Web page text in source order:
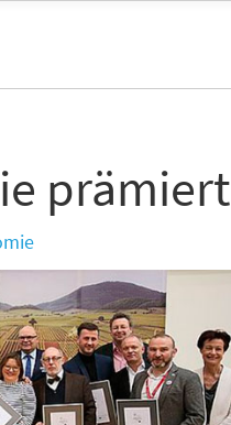
prämiert